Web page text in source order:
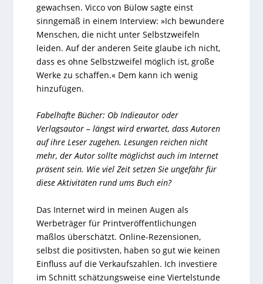
gewachsen. Vicco von Bülow sagte einst
sinngemäß in einem Interview: »Ich bewundere
Menschen, die nicht unter Selbstzweifeln
leiden. Auf der anderen Seite glaube ich nicht,
dass es ohne Selbstzweifel möglich ist, große
Werke zu schaffen.« Dem kann ich wenig
hinzufügen.
Fabelhafte Bücher: Ob Indieautor oder
Verlagsautor – längst wird erwartet, dass Autoren
auf ihre Leser zugehen. Lesungen reichen nicht
mehr, der Autor sollte möglichst auch im Internet
präsent sein. Wie viel Zeit setzen Sie ungefähr für
diese Aktivitäten rund ums Buch ein?
Das Internet wird in meinen Augen als
Werbeträger für Printveröffentlichungen
maßlos überschätzt. Online-Rezensionen,
selbst die positivsten, haben so gut wie keinen
Einfluss auf die Verkaufszahlen. Ich investiere
im Schnitt schätzungsweise eine Viertelstunde